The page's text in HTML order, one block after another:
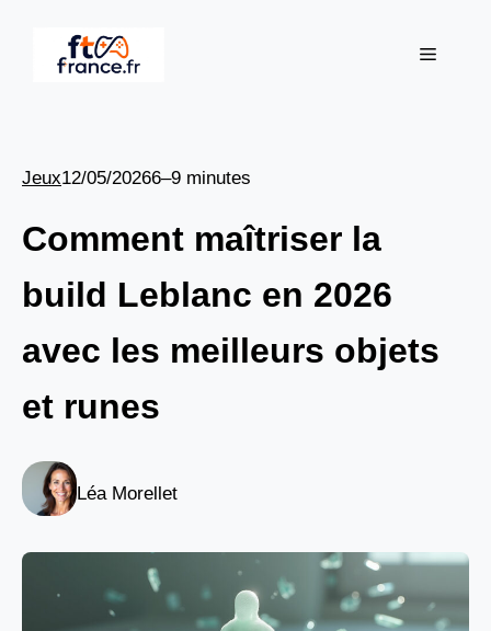
contenu
Menu
Jeux12/05/20266–9 minutes
Comment maîtriser la
build Leblanc en 2026
avec les meilleurs objets
et runes
Léa Morellet